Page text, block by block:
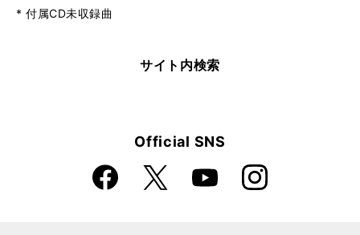
* 付属CD未収録曲
サイト内検索
Official SNS
Faceboo
k
X YouTube Instagra
m